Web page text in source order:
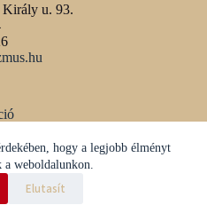
hogy a legjobb élményt
a weboldalunkon.
Elutasít
Király u. 93.
tájékoztató